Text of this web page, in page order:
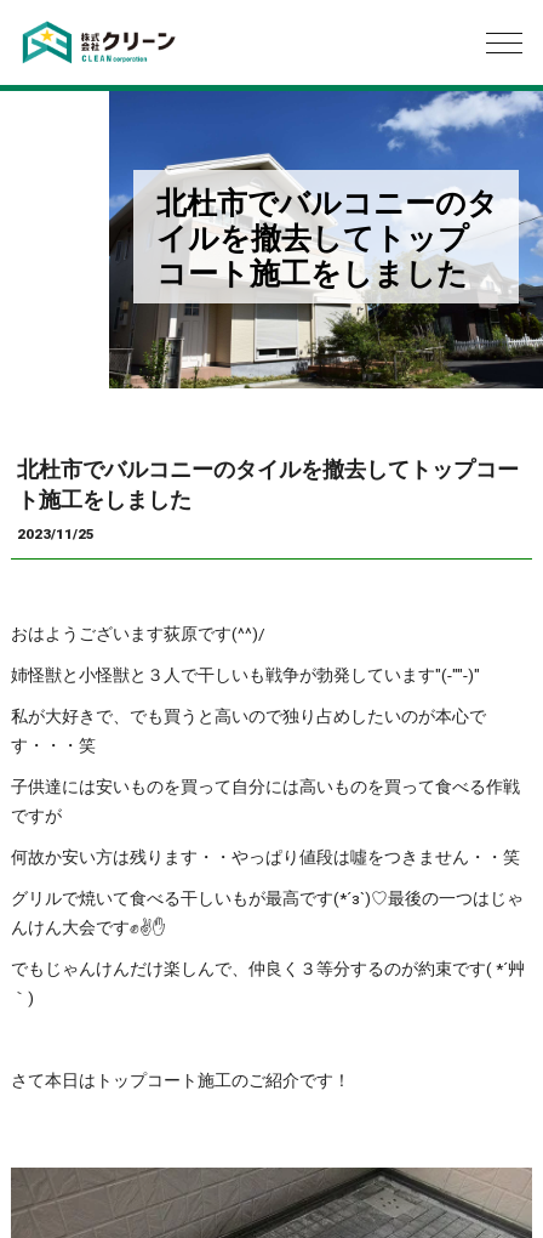
北杜市でバルコニーのタ
イルを撤去してトップ
コート施工をしました
北杜市でバルコニーのタイルを撤去してトップコー
ト施工をしました
2023/11/25
おはようございます荻原です(^^)/
姉怪獣と小怪獣と３人で干しいも戦争が勃発しています"(-""-)"
私が大好きで、でも買うと高いので独り占めしたいのが本心で
す・・・笑
子供達には安いものを買って自分には高いものを買って食べる作戦
ですが
何故か安い方は残ります・・やっぱり値段は噓をつきません・・笑
グリルで焼いて食べる干しいもが最高です(*´з`)♡最後の一つはじゃ
んけん大会です✊✌✋
でもじゃんけんだけ楽しんで、仲良く３等分するのが約束です( *´艸
｀)
さて本日はトップコート施工のご紹介です！